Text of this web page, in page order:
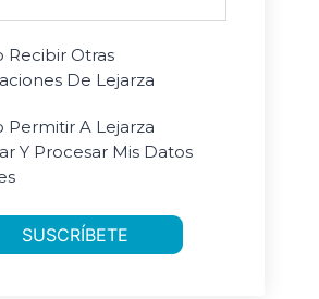
Recibir Otras
De Lejarza
Permitir A Lejarza
Y Procesar Mis Datos
SUSCRÍBETE